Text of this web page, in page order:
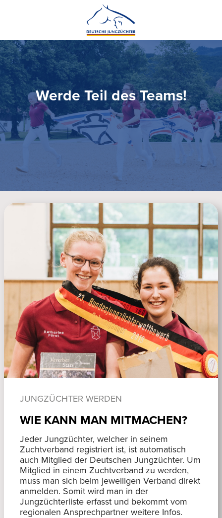
Werde Teil des Teams!
JUNGZÜCHTER WERDEN
WIE KANN MAN MITMACHEN?
Jeder Jungzüchter, welcher in seinem
Zuchtverband registriert ist, ist automatisch
auch Mitglied der Deutschen Jungzüchter. Um
Mitglied in einem Zuchtverband zu werden,
muss man sich beim jeweiligen Verband direkt
anmelden. Somit wird man in der
Jungzüchterliste erfasst und bekommt vom
regionalen Ansprechpartner weitere Infos.